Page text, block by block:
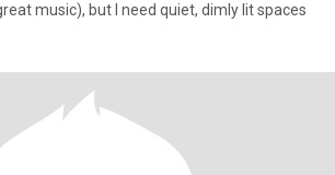
music), but I need quiet, dimly lit spaces